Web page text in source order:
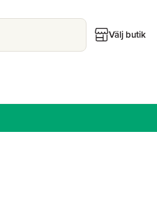
Välj butik